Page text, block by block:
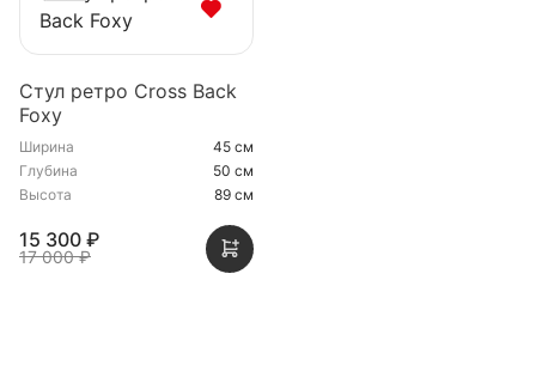
Стул ретро Cross Back
Foxy
Ширина
45 см
Глубина
50 см
Высота
89 см
15 300 ₽
17 000 ₽